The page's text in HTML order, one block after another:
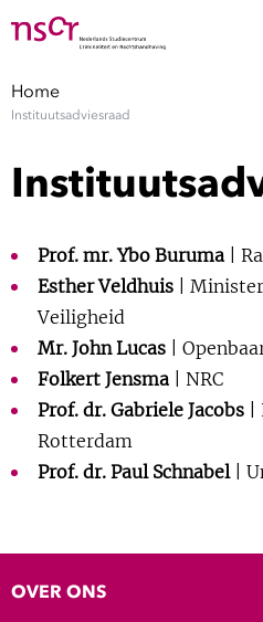
Medewerkers
Factsheets
Publicaties
Over NSCR
Contact
Cursus
Home
Instituutsadviesraad
Prof. mr. Ybo Buruma |
Esther Veldhuis
|
Veiligheid
Mr. John Lucas |
Folkert Jensma | NRC
Prof. dr. Gabriele Jacobs
Rotterdam
Prof. dr. Paul Schnabel
|
OVER ONS